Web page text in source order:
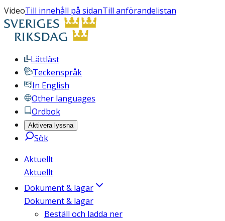
VideoTill innehåll på sidanTill anförandelistan
Lättläst
Teckenspråk
In English
Other languages
Ordbok
Aktivera lyssna
Sök
Aktuellt
Aktuellt
Dokument & lagar
Dokument & lagar
Beställ och ladda ner